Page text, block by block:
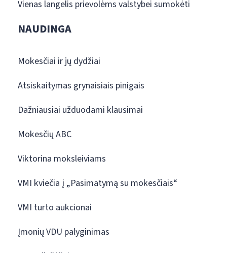
Vienas langelis prievolėms valstybei sumokėti
NAUDINGA
Mokesčiai ir jų dydžiai
Atsiskaitymas grynaisiais pinigais
Dažniausiai užduodami klausimai
Mokesčių ABC
Viktorina moksleiviams
VMI kviečia į „Pasimatymą su mokesčiais“
VMI turto aukcionai
Įmonių VDU palyginimas